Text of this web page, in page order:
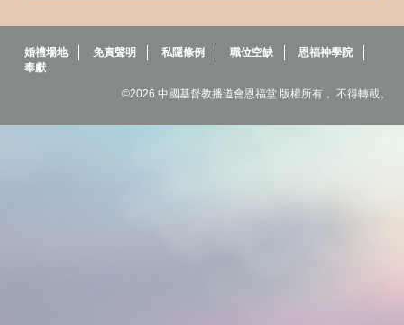
婚禮場地 免責聲明 私隱條例 職位空缺
恩福神學院
奉獻
©2026 中國基督教播道會恩福堂 版權所有， 不得轉載。